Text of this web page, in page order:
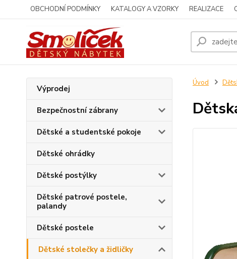
OBCHODNÍ PODMÍNKY KATALOGY A VZORKY REALIZACE
Výprodej
Bezpečnostní zábrany
Dětské a studentské pokoje
Dětské ohrádky
Dětské postýlky
Dětské patrové postele,
palandy
Dětské postele
Dětské stolečky a židličky
Úvod